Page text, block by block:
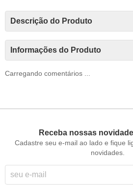
Descrição do Produto
Informações do Produto
Carregando comentários ...
Receba nossas
Cadastre seu e-mail ao lado e fique
novidades.